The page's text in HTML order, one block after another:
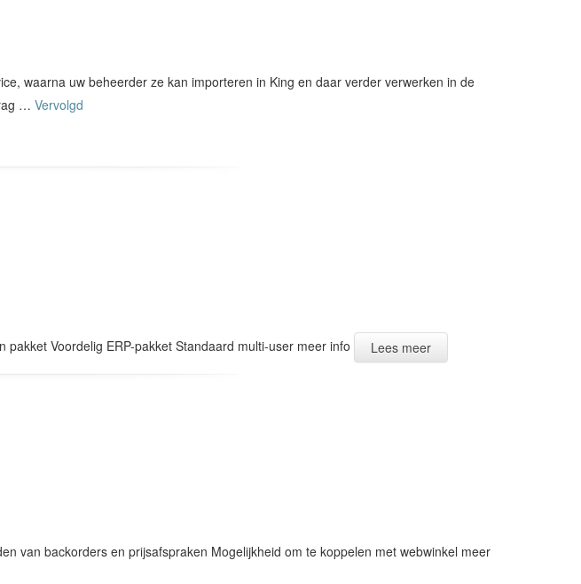
waarna uw beheerder ze kan importeren in King en daar verder verwerken in de
… Vervolgd
Voordelig ERP-pakket Standaard multi-user meer info Lees meer
van backorders en prijsafspraken Mogelijkheid om te koppelen met webwinkel meer